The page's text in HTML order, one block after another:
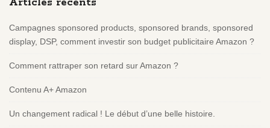
Campagnes sponsored products, sponsored brands, sponsored
display, DSP, comment investir son budget publicitaire Amazon ?
Comment rattraper son retard sur Amazon ?
Contenu A+ Amazon
Un changement radical ! Le début d’une belle histoire.